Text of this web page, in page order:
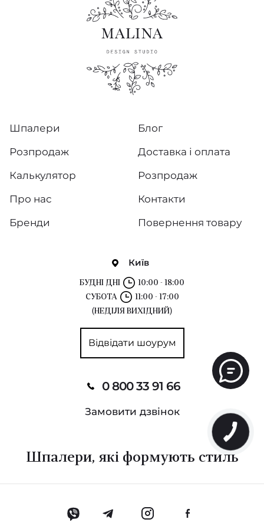
Київ
БУДНІ ДНІ
10:00 - 18:00
СУБОТА
11:00 - 17:00
(НЕДІЛЯ ВИХІДНИЙ)
Відвідати шоурум
0 800 33 91 66
Замовити дзвінок
Шпалери
Розпродаж
Калькулятор
Про нас
Бренди
Блог
Доставка і оплата
Розпродаж
Контакти
Повернення товару
Шпалери, які формують стиль